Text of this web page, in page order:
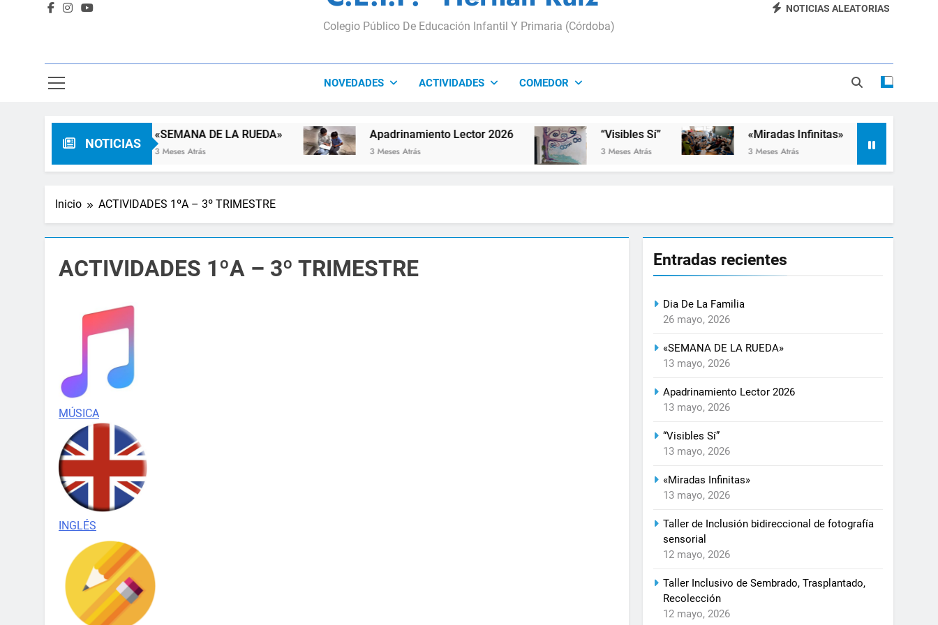
Colegio Público De Educación Infantil Y Primaria (Córdoba)
NOTICIAS ALEATORIAS
NOVEDADES ACTIVIDADES COMEDOR
NOTICIAS
«SEMANA DE LA RUEDA»
3 Meses Atrás
Apadrinamiento Lector 2026
3 Meses Atrás
“Visibles Sí”
3 Meses Atrás
«Miradas Infinitas»
3 Meses Atrás
Inicio ACTIVIDADES 1ºA – 3º TRIMESTRE
ACTIVIDADES 1ºA – 3º TRIMESTRE
MÚSICA
INGLÉS
Entradas recientes
Dia De La Familia
26 mayo, 2026
«SEMANA DE LA RUEDA»
13 mayo, 2026
Apadrinamiento Lector 2026
13 mayo, 2026
“Visibles Sí”
13 mayo, 2026
«Miradas Infinitas»
13 mayo, 2026
Taller de Inclusión bidireccional de fotografía
sensorial
12 mayo, 2026
Taller Inclusivo de Sembrado, Trasplantado,
Recolección
12 mayo, 2026